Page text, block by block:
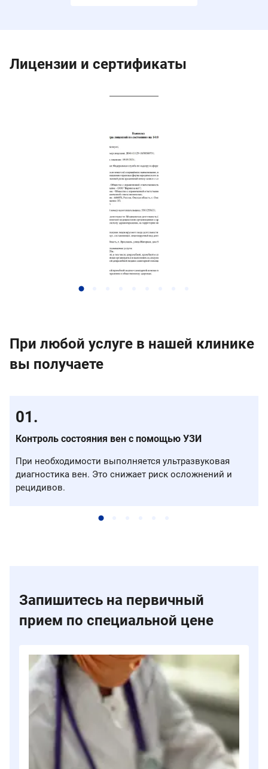
Лицензии и сертификаты
При любой услуге в нашей клинике
вы получаете
Контроль состояния вен с помощью УЗИ
При необходимости выполняется ультразвуковая
диагностика вен. Это снижает риск осложнений и
рецидивов.
Запишитесь на первичный
прием по специальной цене